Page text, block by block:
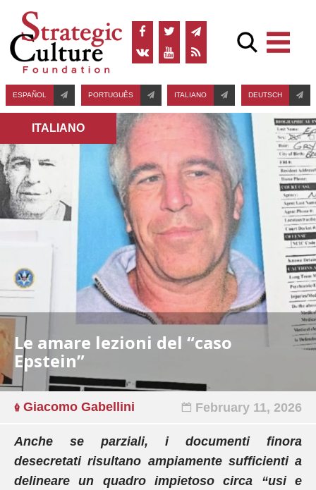
ESPAÑOL PORTUGUÊS ITALIANO DEUTSCH
ITALIANO
Le amare lezioni del “caso
Epstein”
Giacomo Gabellini February 11, 2026
Anche se parziali, i documenti finora
desecretati risultano ampiamente sufficienti a
delineare un quadro impietoso circa “usi e